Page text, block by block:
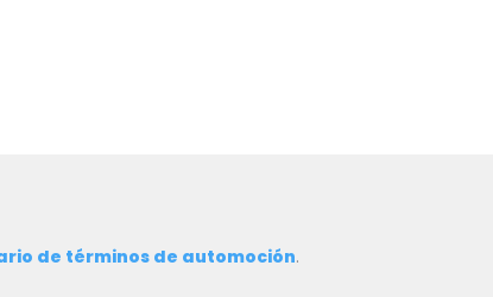
de términos de automoción.